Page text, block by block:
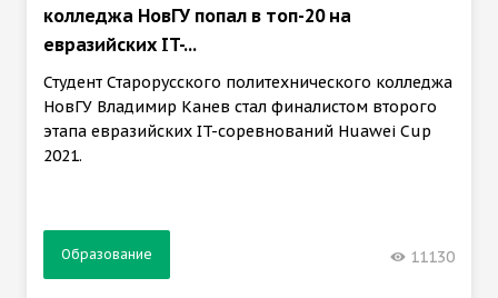
колледжа НовГУ попал в топ-20 на
евразийских IT-...
Студент Старорусского политехнического колледжа
НовГУ Владимир Канев стал финалистом второго
этапа евразийских IT-соревнований Huawei Cup
2021.
Образование 11130